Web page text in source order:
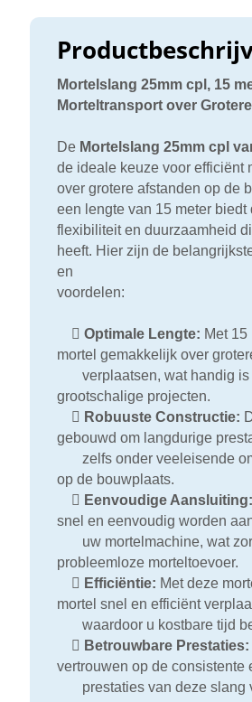
Mortelslang 25mm cpl, 15
Morteltransport over
De Mortelslang 25mm cpl
de ideale keuze voor efficiënt
over grotere afstanden op de
een lengte van 15 meter biedt
flexibiliteit en duurzaamheid
heeft. Hier zijn de
en
voordelen:
 Optimale Lengte: Met 15
mortel gemakkelijk over
verplaatsen, wat handig is
grootschalige projecten.
 Robuuste Constructie:
gebouwd om langdurige
zelfs onder veeleisende
op de bouwplaats.
 Eenvoudige Aansluiting:
snel en eenvoudig worden
uw mortelmachine, wat
probleemloze morteltoevoer.
 Efficiëntie: Met deze
mortel snel en efficiënt
waardoor u kostbare tijd
 Betrouwbare Prestaties:
vertrouwen op de consistente
prestaties van deze slang